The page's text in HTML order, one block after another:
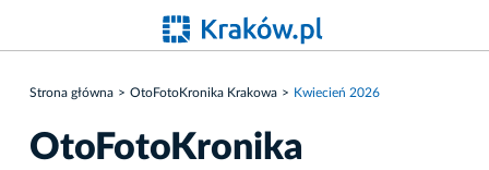
Strona główna OtoFotoKronika Krakowa Kwiecień 2026
OtoFotoKronika